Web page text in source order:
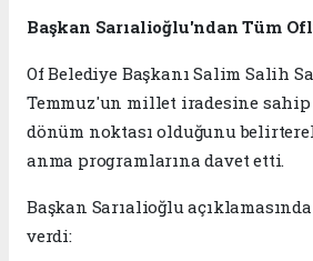
Başkan Sarıalioğlu'ndan Tüm
Of Belediye Başkanı Salim Salih
Temmuz'un millet iradesine
dönüm noktası olduğunu
anma programlarına davet etti.
Başkan Sarıalioğlu
verdi: